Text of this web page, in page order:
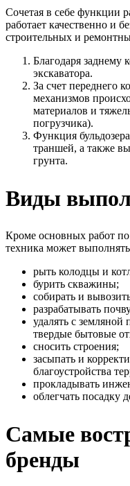
Сочетая в себе функции
работает качественно и
строительных и
Благодаря заднему
экскаватора.
За счет переднего
механизмов
материалов и
погрузчика).
Функция
траншей, а также
грунта.
Виды
Кроме основных работ по
техника может
рыть колодцы и
бурить скважины;
собирать и
разрабатывать
удалять с земляной
твердые бытовые
сносить строения;
засыпать и
благоустройства
прокладывать
облегчать посадку
Самые
бренды